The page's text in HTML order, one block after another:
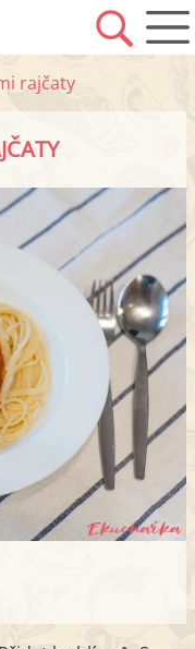
rajčaty